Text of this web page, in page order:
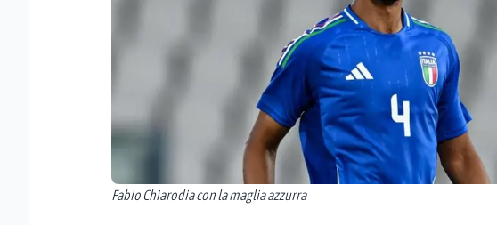
Fabio Chiarodia con la maglia azzurra